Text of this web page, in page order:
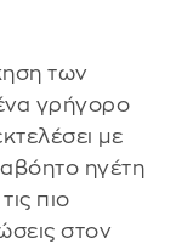
των
γρήγορο
με
ηγέτη
πιο
στον